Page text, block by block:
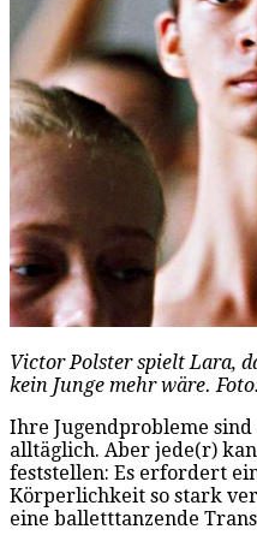
Victor Polster spielt Lara,
kein Junge mehr wäre.
Ihre Jugendprobleme
alltäglich. Aber jede(r)
feststellen: Es erfordert
Körperlichkeit so stark
eine balletttanzende